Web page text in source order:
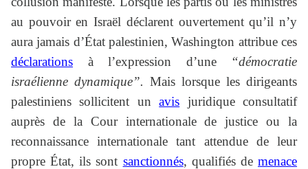
au pouvoir en Israël déclarent ouvertement qu’il n’y
aura jamais d’État palestinien, Washington attribue ces
déclarations à l’expression d’une “démocratie
israélienne dynamique”. Mais lorsque les dirigeants
palestiniens sollicitent unavis juridique consultatif
auprès de la Cour internationale de justice ou la
reconnaissance internationale tant attendue de leur
propre État, ils sont sanctionnés, qualifiés demenace